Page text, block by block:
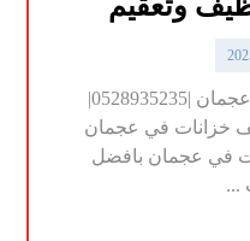
شركة تنظيف خزانات في عجمان |0528935235|
خزانات في عجمان
في عجمان بافضل
...